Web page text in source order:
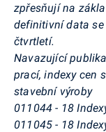
zpřesňují na
definitivní data
čtvrtletí.
Navazující
prací, indexy cen
stavební výroby
011044 - 18
011045 - 18